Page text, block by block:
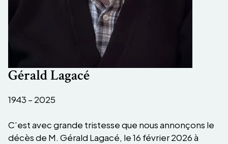
Gérald Lagacé
1943 – 2025
C’est avec grande tristesse que nous annonçons le
décès de M. Gérald Lagacé, le 16 février 2026 à